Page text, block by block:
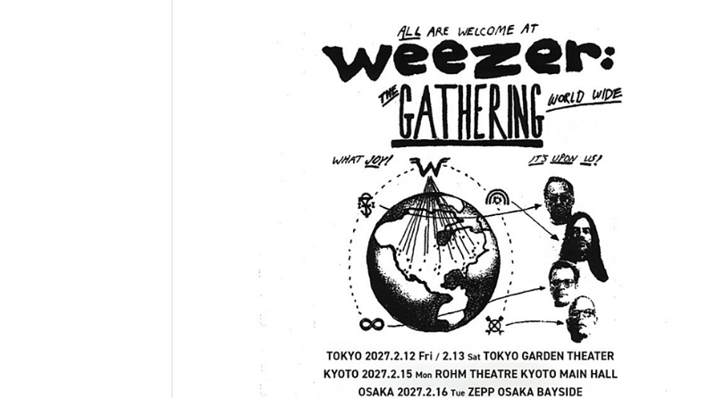
ASIN:B0002ZEUFO 、ASIN:B00005B7U2US盤
ASIN:B00005ICAWUK盤→ASIN:B00005JHYM
2002年5月リリース。日本盤のタイトルは『マラドロワ』だが、リヴァースによ
ると"マラドロイト"が正式な発音らしい。
ASIN:B0007WZWEK 、ASIN:B000063XCBUS盤
UK盤→
ASIN:B000066HW0
ASIN:B0007WZULU US盤→ASIN:B000850JP8、
UK盤→ASIN:B0009EK68S
Rivers Cuomo ... Vocal & Guitar
すべての曲を手がけ、バンド内において絶対的な権力を握る中心人物。
Brian Bell ... Guitar